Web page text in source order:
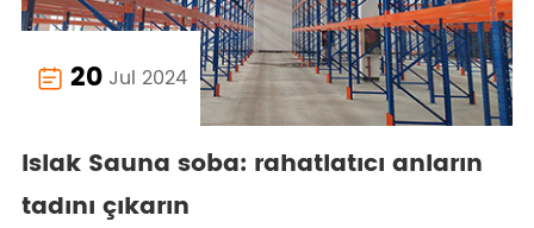
 20 Jul 2024
Islak Sauna soba: rahatlatıcı anların
tadını çıkarın